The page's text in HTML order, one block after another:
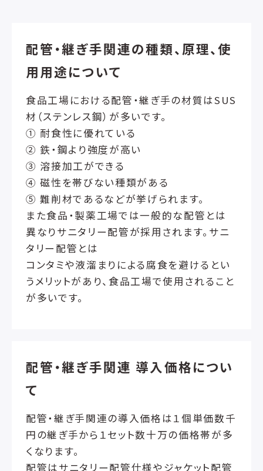
配管・継ぎ手関連の種類、原理、使
用用途について
食品工場における配管・継ぎ手の材質はSUS
材（ステンレス鋼）が多いです。
① 耐食性に優れている
② 鉄・鋼より強度が高い
③ 溶接加工ができる
④ 磁性を帯びない種類がある
⑤ 難削材であるなどが挙げられます。
また食品・製薬工場では一般的な配管とは
異なりサニタリー配管が採用されます。サニ
タリー配管とは
コンタミや液溜まりによる腐食を避けるとい
うメリットがあり、食品工場で使用されること
が多いです。
配管・継ぎ手関連 導入価格につい
て
配管・継ぎ手関連の導入価格は１個単価数千
円の継ぎ手から１セット数十万の価格帯が多
くなります。
配管はサニタリー配管仕様やジャケット配管